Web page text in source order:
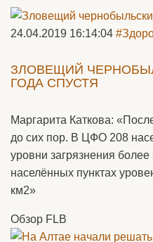
24.04.2019 16:14:04
ЗЛОВЕЩИЙ
ГОДА СПУСТЯ
Маргарита Каткова:
до сих пор. В ЦФО 208
уровни загрязнения
населённых пунктах
км2»
Обзор FLB